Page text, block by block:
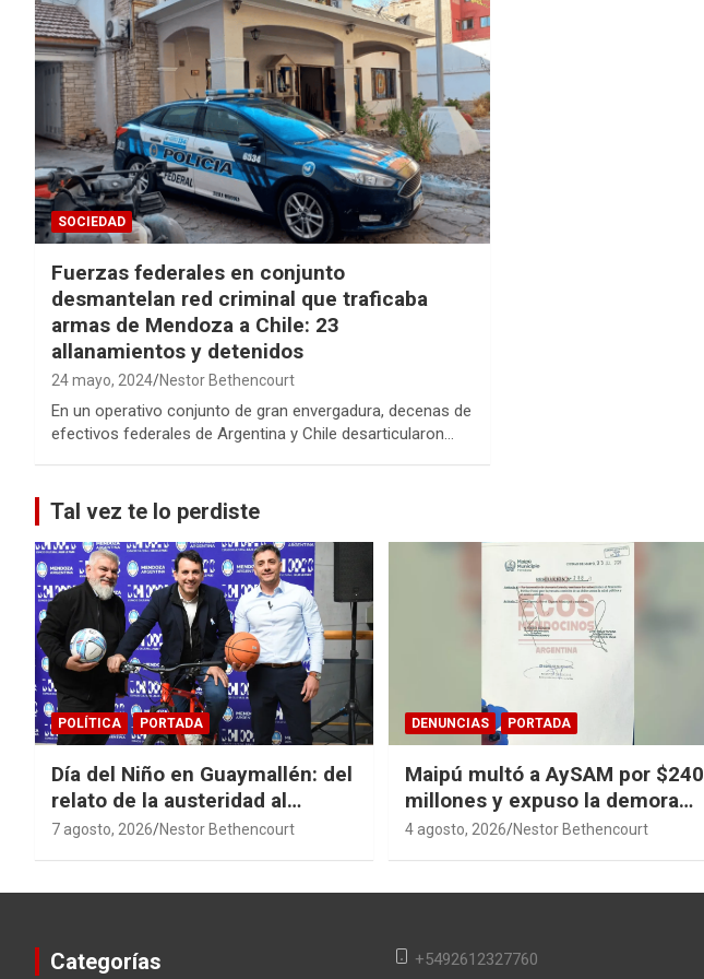
SOCIEDAD
Fuerzas federales en conjunto
desmantelan red criminal que traficaba
armas de Mendoza a Chile: 23
allanamientos y detenidos
24 mayo, 2024 Nestor Bethencourt
En un operativo conjunto de gran envergadura, decenas de
efectivos federales de Argentina y Chile desarticularon…
Tal vez te lo perdiste
POLÍTICA PORTADA
Día del Niño en Guaymallén: del
relato de la austeridad al
derroche de $74 millones
7 agosto, 2026 Nestor Bethencourt
DENUNCIAS PORTADA
Maipú multó a AySAM por $240
millones y expuso la demora
cloacal en Guaymallén
4 agosto, 2026 Nestor Bethencourt
Categorías +5492612327760